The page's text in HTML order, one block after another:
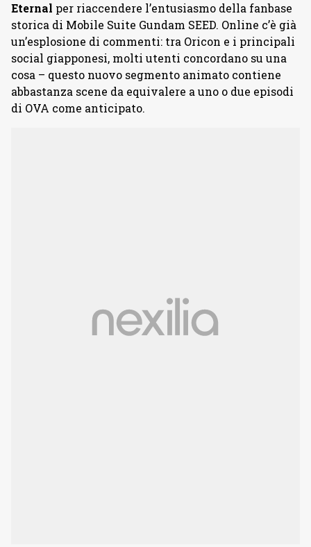
Eternal per riaccendere l’entusiasmo della fanbase
storica di Mobile Suite Gundam SEED. Online c’è già
un’esplosione di commenti: tra Oricon e i principali
social giapponesi, molti utenti concordano su una
cosa – questo nuovo segmento animato contiene
abbastanza scene da equivalere a uno o due episodi
di OVA come anticipato.